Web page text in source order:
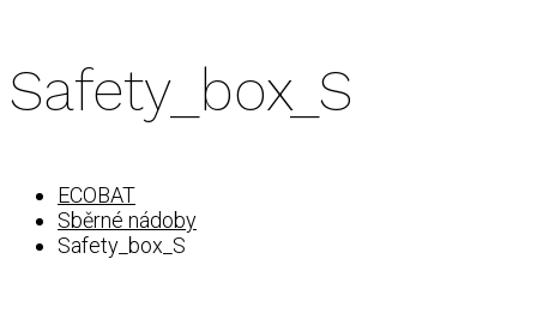
Safety_box_S
ECOBAT
Sběrné nádoby
Safety_box_S